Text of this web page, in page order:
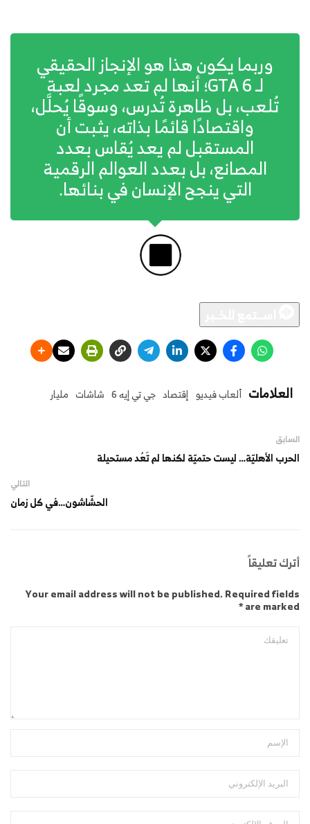
وربما يكون هذا هو الإنجاز الحقيقي
لـ GTA 6؛ أنها لم تعد مجرد لعبة
تُلعب، بل ظاهرة تُدرس، وسوقًا يُحلَّل،
واقتصادًا قائمًا بذاته، يثبت أن
المستقبل لم يعد يُقاس بعدد
المصانع، بل بعدد العوالم الرقمية
التي ينجح الإنسان في بنائها.
العلامات ألعاب فيديو إقتصاد جي تي إيه 6 شاشات مليار
السابق
الحرب الأهليّة… ليست حتميّة لكنها لم تَعُد مستحيلة
التالي
الحشّاشون…في كل زمان
أترك تعليقاً
Your email address will not be published. Required fields
are marked *